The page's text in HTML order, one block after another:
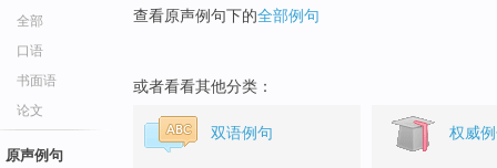
全部
口语
书面语
论文
原声例句
查看原声例句下的全部例句
或者看看其他分类：
双语例句 权威